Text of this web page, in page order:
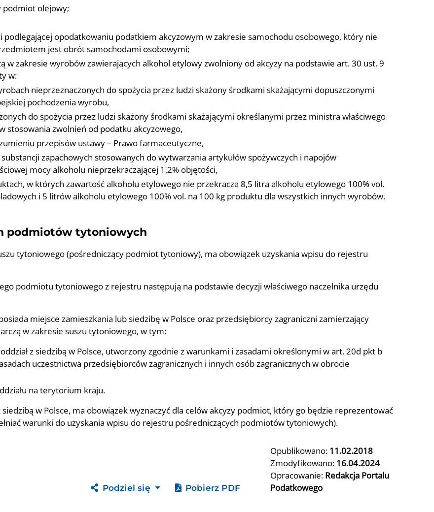
podmiot olejowy;
opodatkowaniu podatkiem akcyzowym w zakresie samochodu osobowego, który nie
jest obrót samochodami osobowymi;
w zakresie wyrobów zawierających alkohol etylowy zwolniony od akcyzy na podstawie art. 30 ust. 9
w:
nieprzeznaczonych do spożycia przez ludzi skażony środkami skażającymi dopuszczonymi
pochodzenia wyrobu,
do spożycia przez ludzi skażony środkami skażającymi określanymi przez ministra właściwego
stosowania zwolnień od podatku akcyzowego,
przepisów ustawy – Prawo farmaceutyczne,
zapachowych stosowanych do wytwarzania artykułów spożywczych i napojów
mocy alkoholu nieprzekraczającej 1,2% objętości,
w których zawartość alkoholu etylowego nie przekracza 8,5 litra alkoholu etylowego 100% vol.
i 5 litrów alkoholu etylowego 100% vol. na 100 kg produktu dla wszystkich innych wyrobów.
podmiotów tytoniowych
tytoniowego (pośredniczący podmiot tytoniowy), ma obowiązek uzyskania wpisu do rejestru
podmiotu tytoniowego z rejestru następują na podstawie decyzji właściwego naczelnika urzędu
miejsce zamieszkania lub siedzibę w Polsce oraz przedsiębiorcy zagraniczni zamierzający
w zakresie suszu tytoniowego, w tym:
z siedzibą w Polsce, utworzony zgodnie z warunkami i zasadami określonymi w art. 20d pkt b
uczestnictwa przedsiębiorców zagranicznych i innych osób zagranicznych w obrocie
na terytorium kraju.
w Polsce, ma obowiązek wyznaczyć dla celów akcyzy podmiot, który go będzie reprezentować
warunki do uzyskania wpisu do rejestru pośredniczących podmiotów tytoniowych).
Podziel się Pobierz PDF
Opublikowano: 11.02.2018
Zmodyfikowano: 16.04.2024
Opracowanie: Redakcja Portalu
Podatkowego